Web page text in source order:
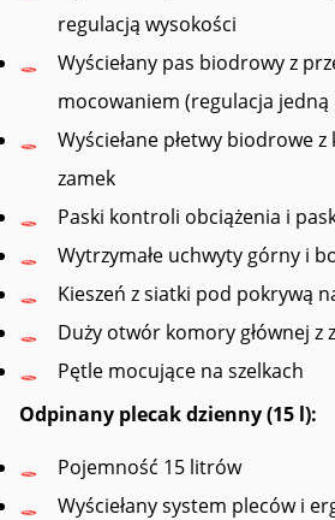
regulacją wysokości
Wyściełany pas biodrowy z
mocowaniem (regulacja jedną
Wyściełane płetwy biodrowe
zamek
Paski kontroli obciążenia i
Wytrzymałe uchwyty górny i
Kieszeń z siatki pod pokrywą
Duży otwór komory głównej z
Pętle mocujące na szelkach
Odpinany plecak dzienny (15 l):
Pojemność 15 litrów
Wyściełany system pleców i